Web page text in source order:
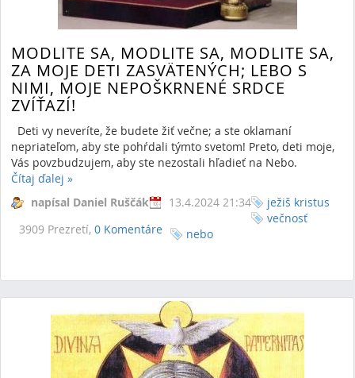
MODLITE SA, MODLITE SA, MODLITE SA,
ZA MOJE DETI ZASVÄTENÝCH; LEBO S
NIMI, MOJE NEPOŠKRNENÉ SRDCE
ZVÍŤAZÍ!
Deti vy neveríte, že budete žiť večne; a ste oklamaní
nepriateľom, aby ste pohŕdali týmto svetom! Preto, deti moje,
Vás povzbudzujem, aby ste nezostali hľadieť na Nebo.
Čítaj ďalej »
napísal Daniel Ruščák
13.4.2024 21:34
3909 Prezretí, 0 Komentáre
ježiš kristus
večnosť
nebo